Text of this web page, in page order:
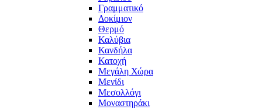
Γραμματικό
Δοκίμιον
Θερμό
Καλύβια
Κανδήλα
Κατοχή
Μεγάλη Χώρα
Μενίδι
Μεσολλόγι
Μοναστηράκι